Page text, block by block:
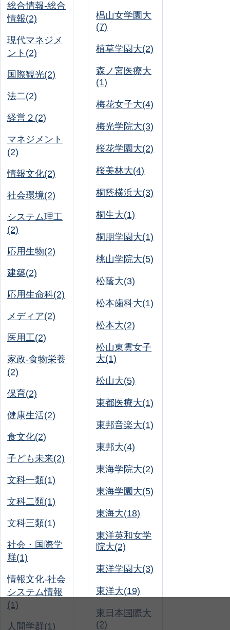
総合情報-総合
情報(2)
現代マネジメ
ント(2)
国際観光(2)
法二(2)
経営２(2)
マネジメント
(2)
情報文化(2)
社会環境(2)
システム理工
(2)
応用生物(2)
建築(2)
応用生命科(2)
メディア(2)
医用工(2)
家政-食物栄養
(2)
保育(2)
健康生活(2)
食文化(2)
子ども未来(2)
文科一類(1)
文科二類(1)
文科三類(1)
社会・国際学
群(1)
情報文化-社会
システム情報
(1)
人間学群(1)
椙山女学園大
(7)
植草学園大(2)
森ノ宮医療大
(1)
梅花女子大(4)
梅光学院大(3)
桜花学園大(2)
桜美林大(4)
桐蔭横浜大(3)
桐生大(1)
桐朋学園大(1)
桃山学院大(5)
松蔭大(3)
松本歯科大(1)
松本大(2)
松山東雲女子
大(1)
松山大(5)
東都医療大(1)
東邦音楽大(1)
東邦大(4)
東海学院大(2)
東海学園大(5)
東海大(18)
東洋英和女学
院大(2)
東洋学園大(3)
東洋大(19)
東日本国際大
(2)